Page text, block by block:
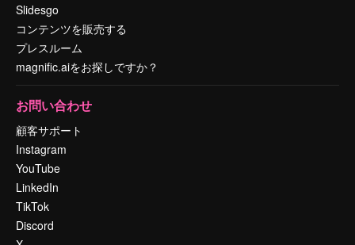
Slidesgo
コンテンツを販売する
プレスルーム
magnific.aiをお探しですか？
お問い合わせ
顧客サポート
Instagram
YouTube
LinkedIn
TikTok
Discord